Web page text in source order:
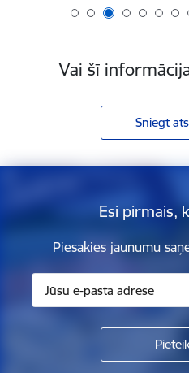
Vai šī
Sniegt
Esi pirmais,
Piesakies jaunumu